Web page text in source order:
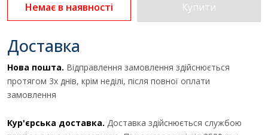
Немає в наявності Купити
Доставка
Нова пошта. Відправлення замовлення здійснюється
протягом 3х днів, крім неділі, після повної оплати
замовлення
Кур'єрська доставка. Доставка здійснюється службою